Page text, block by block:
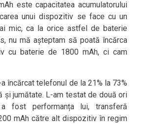
este capacitatea acumulatorului
unui dispozitiv se face cu un
mic, ca la orice astfel de baterie
nu mă așteptam să poată încărca
cu baterie de 1800 mAh, ci cam
încărcat telefonul de la 21% la 73%
și jumătate. L-am testat de două ori
fost performanța lui, transferă
mAh către alt dispozitiv în regim